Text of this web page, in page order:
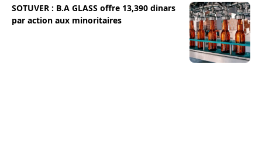
SOTUVER : B.A GLASS offre 13,390 dinars
par action aux minoritaires